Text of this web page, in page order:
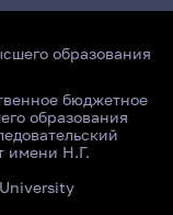
образования
бюджетное
образования
имени Н.Г.